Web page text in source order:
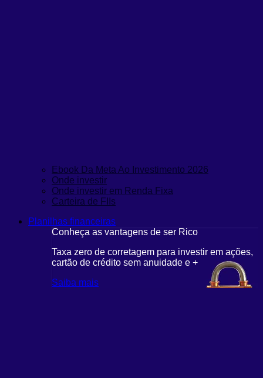
Ebook Da Meta Ao Investimento 2026
Onde investir
Onde investir em Renda Fixa
Carteira de FIIs
Planilhas financeiras
Conheça as vantagens de ser Rico
Taxa zero de corretagem para investir em ações,
cartão de crédito sem anuidade e +
Saiba mais